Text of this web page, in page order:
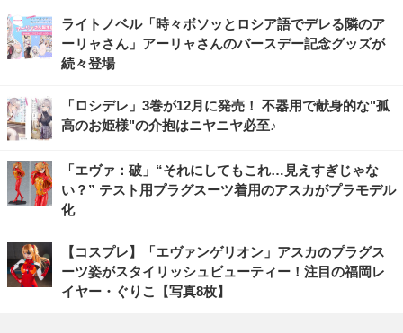
ライトノベル「時々ボソッとロシア語でデレる隣のア
ーリャさん」アーリャさんのバースデー記念グッズが
続々登場
「ロシデレ」3巻が12月に発売！ 不器用で献身的な"孤
高のお姫様"の介抱はニヤニヤ必至♪
「エヴァ：破」“それにしてもこれ…見えすぎじゃな
い？” テスト用プラグスーツ着用のアスカがプラモデル
化
【コスプレ】「エヴァンゲリオン」アスカのプラグス
ーツ姿がスタイリッシュビューティー！注目の福岡レ
イヤー・ぐりこ【写真8枚】